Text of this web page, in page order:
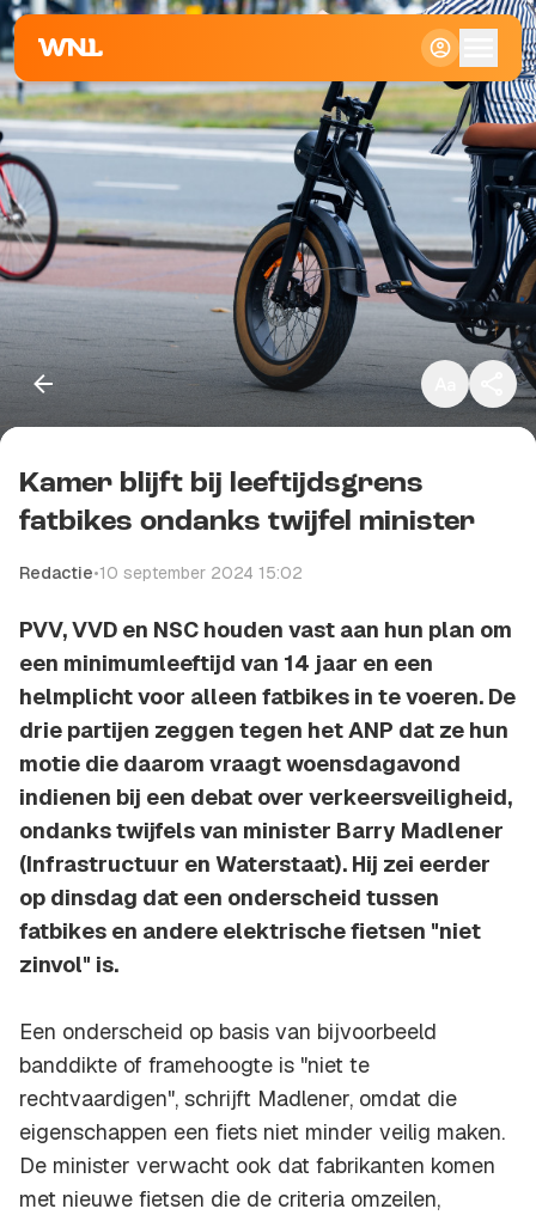
Klein
Standaard
Groot
Kopieer link
Kamer blijft bij leeftijdsgrens
fatbikes ondanks twijfel minister
Redactie•10 september 2024 15:02
PVV, VVD en NSC houden vast aan hun plan om
een minimumleeftijd van 14 jaar en een
helmplicht voor alleen fatbikes in te voeren. De
drie partijen zeggen tegen het ANP dat ze hun
motie die daarom vraagt woensdagavond
indienen bij een debat over verkeersveiligheid,
ondanks twijfels van minister Barry Madlener
(Infrastructuur en Waterstaat). Hij zei eerder
op dinsdag dat een onderscheid tussen
fatbikes en andere elektrische fietsen "niet
zinvol" is.
Een onderscheid op basis van bijvoorbeeld
banddikte of framehoogte is "niet te
rechtvaardigen", schrijft Madlener, omdat die
eigenschappen een fiets niet minder veilig maken.
De minister verwacht ook dat fabrikanten komen
met nieuwe fietsen die de criteria omzeilen,